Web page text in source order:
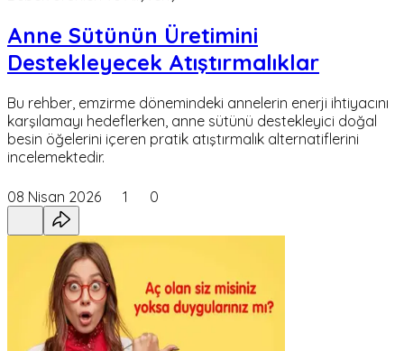
Anne Sütünün Üretimini
Destekleyecek Atıştırmalıklar
Bu rehber, emzirme dönemindeki annelerin enerji ihtiyacını
karşılamayı hedeflerken, anne sütünü destekleyici doğal
besin öğelerini içeren pratik atıştırmalık alternatiflerini
incelemektedir.
08 Nisan 2026 1 0